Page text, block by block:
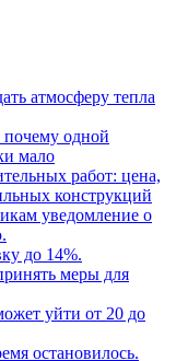
атмосферу тепла
почему одной
мало
работ: цена,
конструкций
уведомление о
до 14%.
меры для
уйти от 20 до
остановилось.